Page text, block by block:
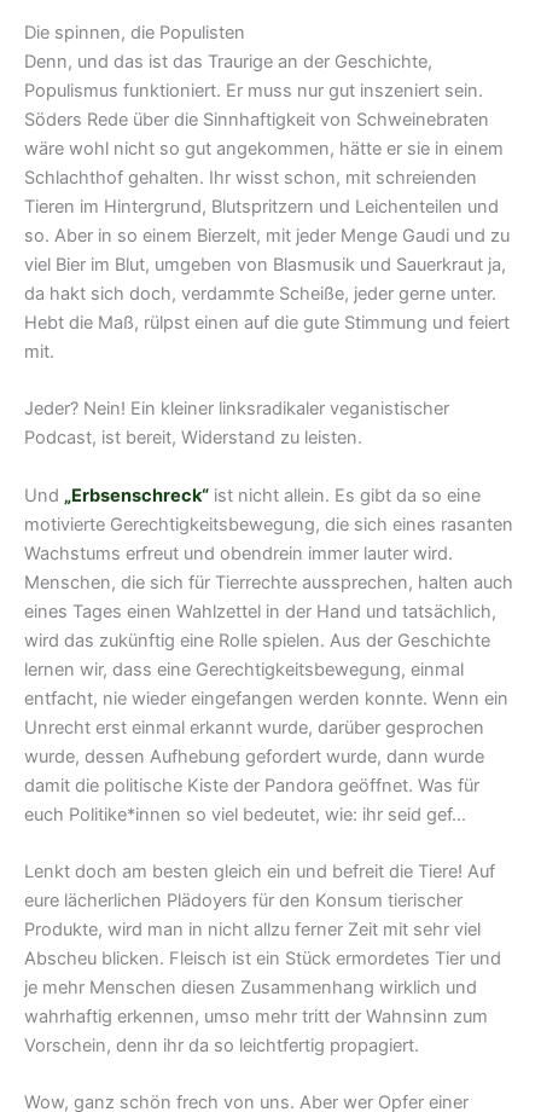
Die spinnen, die Populisten
Denn, und das ist das Traurige an der Geschichte,
Populismus funktioniert. Er muss nur gut inszeniert sein.
Söders Rede über die Sinnhaftigkeit von Schweinebraten
wäre wohl nicht so gut angekommen, hätte er sie in einem
Schlachthof gehalten. Ihr wisst schon, mit schreienden
Tieren im Hintergrund, Blutspritzern und Leichenteilen und
so. Aber in so einem Bierzelt, mit jeder Menge Gaudi und zu
viel Bier im Blut, umgeben von Blasmusik und Sauerkraut ja,
da hakt sich doch, verdammte Scheiße, jeder gerne unter.
Hebt die Maß, rülpst einen auf die gute Stimmung und feiert
mit.
Jeder? Nein! Ein kleiner linksradikaler veganistischer
Podcast, ist bereit, Widerstand zu leisten.
Und „Erbsenschreck“ ist nicht allein. Es gibt da so eine
motivierte Gerechtigkeitsbewegung, die sich eines rasanten
Wachstums erfreut und obendrein immer lauter wird.
Menschen, die sich für Tierrechte aussprechen, halten auch
eines Tages einen Wahlzettel in der Hand und tatsächlich,
wird das zukünftig eine Rolle spielen. Aus der Geschichte
lernen wir, dass eine Gerechtigkeitsbewegung, einmal
entfacht, nie wieder eingefangen werden konnte. Wenn ein
Unrecht erst einmal erkannt wurde, darüber gesprochen
wurde, dessen Aufhebung gefordert wurde, dann wurde
damit die politische Kiste der Pandora geöffnet. Was für
euch Politike*innen so viel bedeutet, wie: ihr seid gef…
Lenkt doch am besten gleich ein und befreit die Tiere! Auf
eure lächerlichen Plädoyers für den Konsum tierischer
Produkte, wird man in nicht allzu ferner Zeit mit sehr viel
Abscheu blicken. Fleisch ist ein Stück ermordetes Tier und
je mehr Menschen diesen Zusammenhang wirklich und
wahrhaftig erkennen, umso mehr tritt der Wahnsinn zum
Vorschein, denn ihr da so leichtfertig propagiert.
Wow, ganz schön frech von uns. Aber wer Opfer einer